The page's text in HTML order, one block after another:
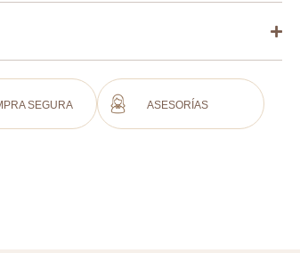
SEGURA ASESORÍAS